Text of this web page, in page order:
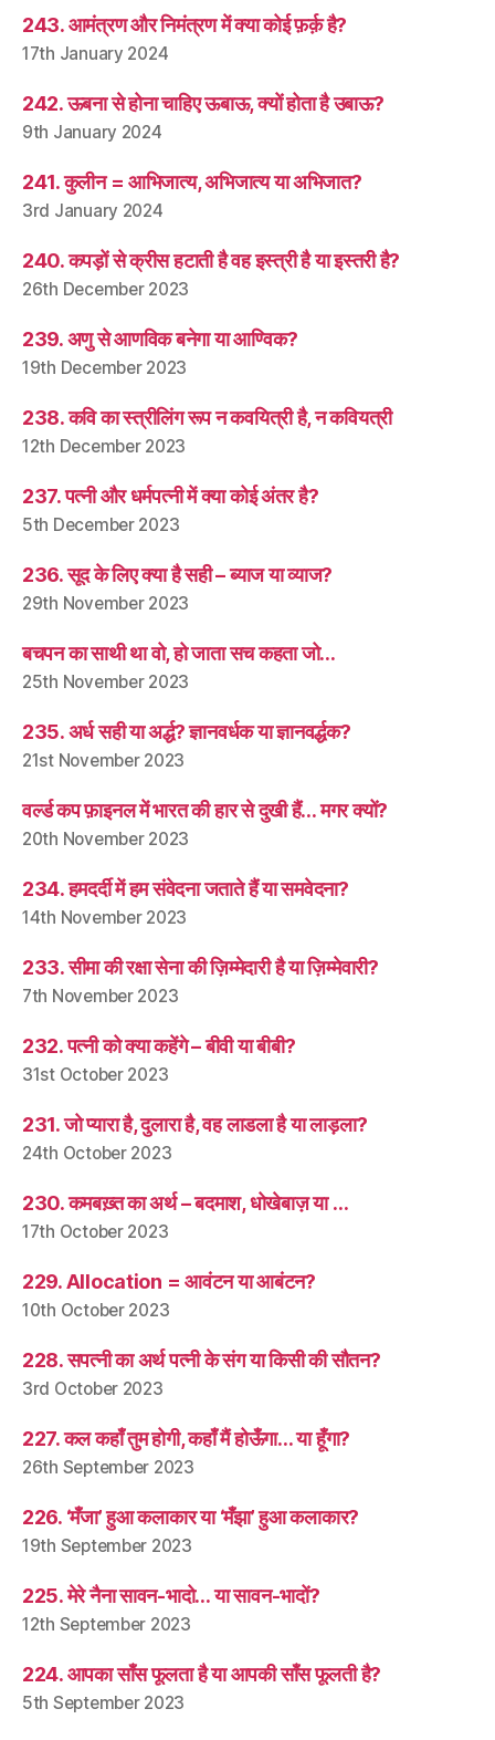
243. आमंत्रण और निमंत्रण में क्या कोई फ़र्क़ है?
17th January 2024
242. ऊबना से होना चाहिए ऊबाऊ, क्यों होता है उबाऊ?
9th January 2024
241. कुलीन = आभिजात्य, अभिजात्य या अभिजात?
3rd January 2024
240. कपड़ों से क्रीस हटाती है वह इस्त्री है या इस्तरी है?
26th December 2023
239. अणु से आणविक बनेगा या आण्विक?
19th December 2023
238. कवि का स्त्रीलिंग रूप न कवयित्री है, न कवियत्री
12th December 2023
237. पत्नी और धर्मपत्नी में क्या कोई अंतर है?
5th December 2023
236. सूद के लिए क्या है सही – ब्याज या व्याज?
29th November 2023
बचपन का साथी था वो, हो जाता सच कहता जो…
25th November 2023
235. अर्ध सही या अर्द्ध? ज्ञानवर्धक या ज्ञानवर्द्धक?
21st November 2023
वर्ल्ड कप फ़ाइनल में भारत की हार से दुखी हैं… मगर क्यों?
20th November 2023
234. हमदर्दी में हम संवेदना जताते हैं या समवेदना?
14th November 2023
233. सीमा की रक्षा सेना की ज़िम्मेदारी है या ज़िम्मेवारी?
7th November 2023
232. पत्नी को क्या कहेंगे – बीवी या बीबी?
31st October 2023
231. जो प्यारा है, दुलारा है, वह लाडला है या लाड़ला?
24th October 2023
230. कमबख़्त का अर्थ – बदमाश, धोखेबाज़ या …
17th October 2023
229. Allocation = आवंटन या आबंटन?
10th October 2023
228. सपत्नी का अर्थ पत्नी के संग या किसी की सौतन?
3rd October 2023
227. कल कहाँ तुम होगी, कहाँ मैं होऊँगा… या हूँगा?
26th September 2023
226. ‘मँजा’ हुआ कलाकार या ‘मँझा’ हुआ कलाकार?
19th September 2023
225. मेरे नैना सावन-भादो… या सावन-भादों?
12th September 2023
224. आपका साँस फूलता है या आपकी साँस फूलती है?
5th September 2023